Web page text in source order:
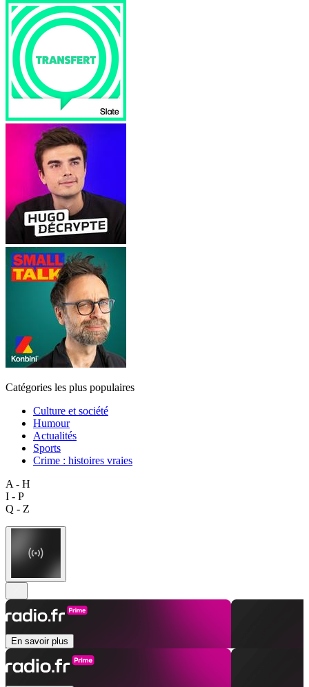
Catégories les plus populaires
Culture et société
Humour
Actualités
Sports
Crime : histoires vraies
A - H
I - P
Q - Z
En savoir plus